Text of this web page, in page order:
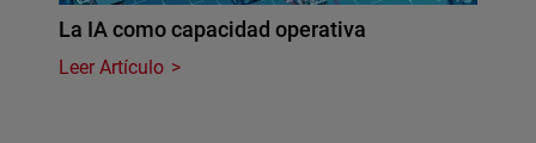
La IA como capacidad operativa
Leer Artículo